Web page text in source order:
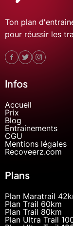
Ton plan
pour réussir les
Infos
Accueil
Prix
Blog
Entrainements
CGU
Mentions légales
Recoveerz.com
Plans
Plan Maratrail
Plan Trail 60km
Plan Trail 80km
Plan Ultra Trail